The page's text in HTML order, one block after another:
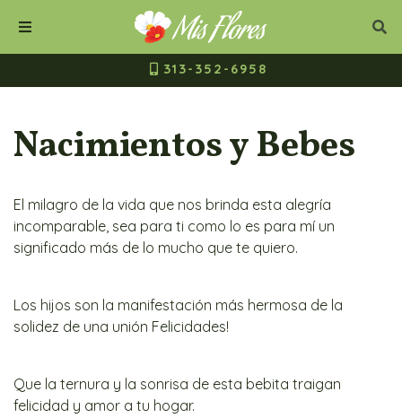
Cerrar
Buscar
313-352-6958
Nacimientos y Bebes
El milagro de la vida que nos brinda esta alegría
incomparable, sea para ti como lo es para mí un
significado más de lo mucho que te quiero.
Los hijos son la manifestación más hermosa de la
solidez de una unión Felicidades!
Que la ternura y la sonrisa de esta bebita traigan
felicidad y amor a tu hogar.